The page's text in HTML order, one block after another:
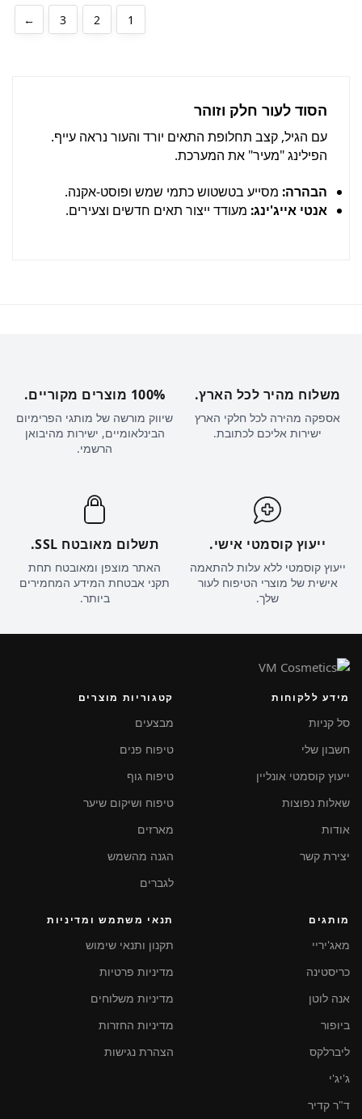
1
2
3
←
הסוד לעור חלק וזוהר
עם הגיל, קצב תחלופת התאים יורד והעור נראה עייף.
הפילינג "מעיר" את המערכת.
הבהרה: מסייע בטשטוש כתמי שמש ופוסט-אקנה.
אנטי אייג'ינג: מעודד ייצור תאים חדשים וצעירים.
משלוח מהיר לכל הארץ.
אספקה מהירה לכל חלקי הארץ
ישירות אליכם לכתובת.
100% מוצרים מקוריים.
שיווק מורשה של מותגי הפרימיום
הבינלאומיים, ישירות מהיבואן
הרשמי.
ייעוץ קוסמטי אישי.
ייעוץ קוסמטי ללא עלות להתאמה
אישית של מוצרי הטיפוח לעור
שלך.
תשלום מאובטח SSL.
האתר מוצפן ומאובטח תחת
תקני אבטחת המידע המחמירים
ביותר.
מידע ללקוחות
סל קניות
חשבון שלי
ייעוץ קוסמטי אונליין
שאלות נפוצות
אודות
יצירת קשר
קטגוריות מוצרים
מבצעים
טיפוח פנים
טיפוח גוף
טיפוח ושיקום שיער
מארזים
הגנה מהשמש
לגברים
מותגים
מאג'יריי
כריסטינה
אנה לוטן
ביופור
ליברלקס
ג'יג'י
ד"ר קדיר
תנאי משתמש ומדיניות
תקנון ותנאי שימוש
מדיניות פרטיות
מדיניות משלוחים
מדיניות החזרות
הצהרת נגישות